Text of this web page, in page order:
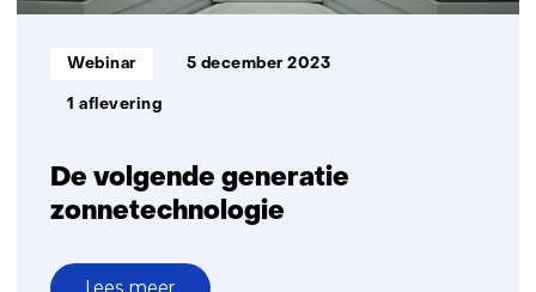
voor
De volgende generatie
zonnetechnologie
Informatietype:
Webinar 5 december 2023
1 aflevering